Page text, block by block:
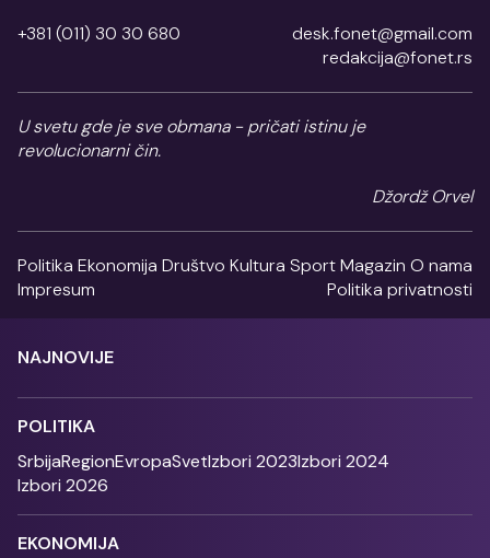
+381 (011) 30 30 680
desk.fonet@gmail.com
redakcija@fonet.rs
U svetu gde je sve obmana - pričati istinu je
revolucionarni čin.
Džordž Orvel
Politika Ekonomija Društvo Kultura SportMagazin O nama
Impresum
Politika privatnosti
NAJNOVIJE
POLITIKA
SrbijaRegionEvropaSvetIzbori 2023Izbori 2024
Izbori 2026
EKONOMIJA